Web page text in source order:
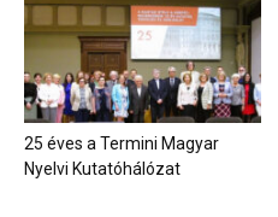
25 éves a Termini Magyar
Nyelvi Kutatóhálózat